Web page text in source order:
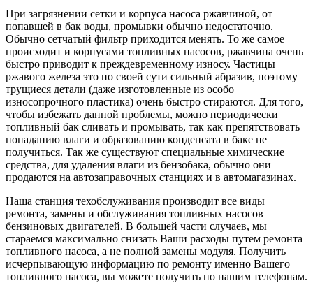
При загрязнении сетки и корпуса насоса ржавчиной, от
попавшей в бак воды, промывки обычно недостаточно.
Обычно сетчатый фильтр приходится менять. То же самое
происходит и корпусами топливных насосов, ржавчина очень
быстро приводит к преждевременному износу. Частицы
ржавого железа это по своей сути сильный абразив, поэтому
трущиеся детали (даже изготовленные из особо
износопрочного пластика) очень быстро стираются. Для того,
чтобы избежать данной проблемы, можно периодически
топливный бак сливать и промывать, так как препятствовать
попаданию влаги и образованию конденсата в баке не
получиться. Так же существуют специальные химические
средства, для удаления влаги из бензобака, обычно они
продаются на автозаправочных станциях и в автомагазинах.
Наша станция техобслуживания производит все виды
ремонта, замены и обслуживания топливных насосов
бензиновых двигателей. В большей части случаев, мы
стараемся максимально снизать Ваши расходы путем ремонта
топливного насоса, а не полной замены модуля. Получить
исчерпывающую информацию по ремонту именно Вашего
топливного насоса, вы можете получить по нашим телефонам.